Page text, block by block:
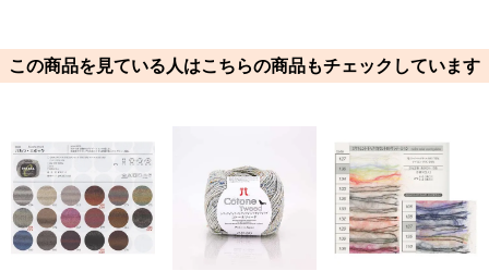
この商品を見ている人はこちらの商品もチェックしています